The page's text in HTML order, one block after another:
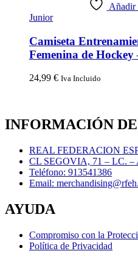
Añadir
Junior
Camiseta
Femenina de Hockey
24,99 € Iva Incluido
INFORMACIÓN
REAL FEDERACION
CL SEGOVIA, 71 – LC.
Teléfono: 913541386
Email:
AYUDA
Compromiso con la
Política de Privacidad